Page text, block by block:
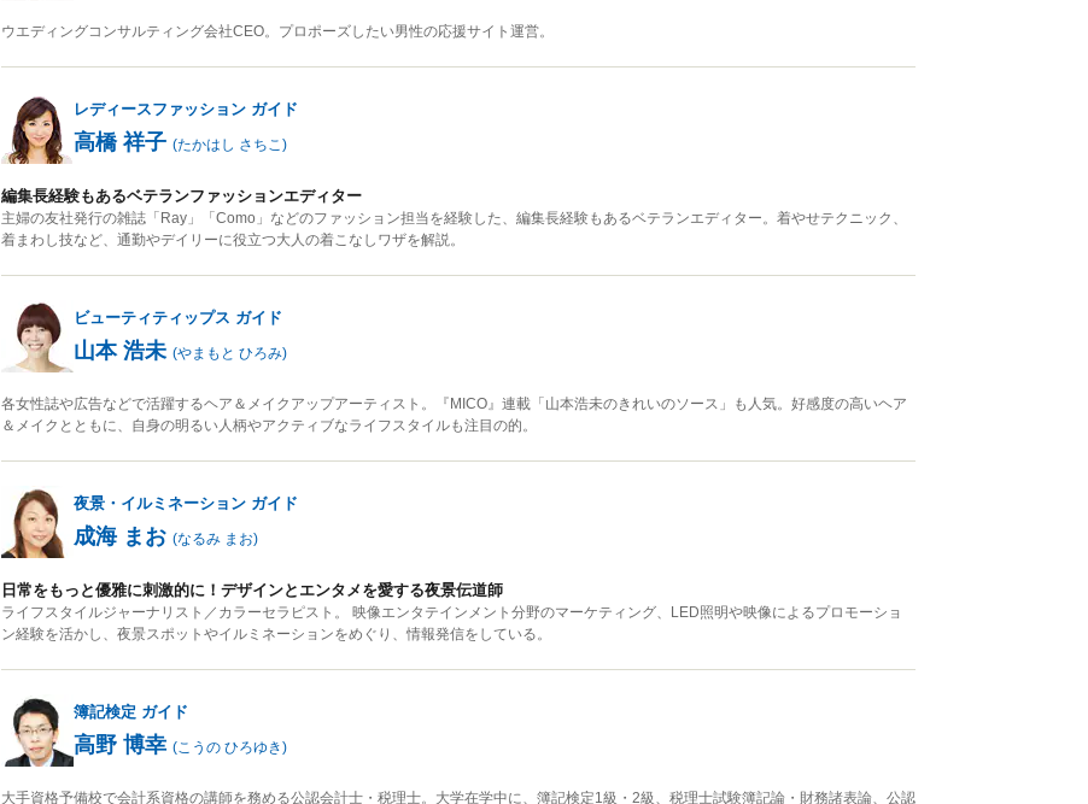
ウエディングコンサルティング会社CEO。プロポーズしたい男性の応援サイト運営。
レディースファッション ガイド
高橋 祥子 (たかはし さちこ )
編集長経験もあるベテランファッションエディター
主婦の友社発行の雑誌「Ray」「Como」などのファッション担当を経験した、編集長経験もあるベテランエディター。着やせテクニック、
着まわし技など、通勤やデイリーに役立つ大人の着こなしワザを解説。
ビューティティップス ガイド
山本 浩未 (やまもと ひろみ)
各女性誌や広告などで活躍するヘア＆メイクアップアーティスト。『MICO』連載「山本浩未のきれいのソース」も人気。好感度の高いヘア
＆メイクとともに、自身の明るい人柄やアクティブなライフスタイルも注目の的。
夜景・イルミネーション ガイド
成海 まお (なるみ まお)
日常をもっと優雅に刺激的に！デザインとエンタメを愛する夜景伝道師
ライフスタイルジャーナリスト／カラーセラピスト。 映像エンタテインメント分野のマーケティング、LED照明や映像によるプロモーショ
ン経験を活かし、夜景スポットやイルミネーションをめぐり、情報発信をしている。
簿記検定 ガイド
高野 博幸 ( こうの ひろゆき)
大手資格予備校で会計系資格の講師を務める公認会計士・税理士。大学在学中に、簿記検定1級・2級、税理士試験簿記論・財務諸表論、公認